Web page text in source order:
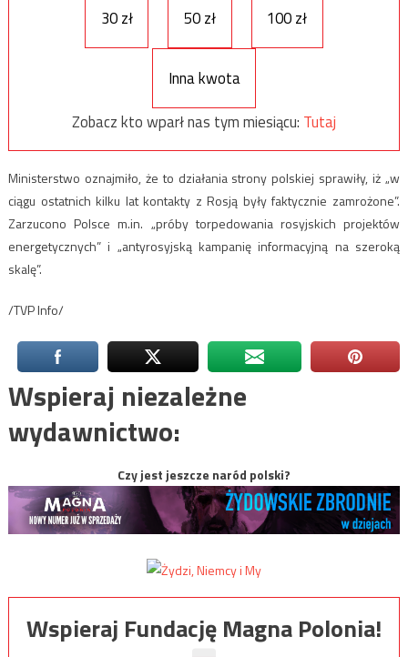
30 zł 50 zł 100 zł
Inna kwota
Zobacz kto wparł nas tym miesiącu: Tutaj
Ministerstwo oznajmiło, że to działania strony polskiej sprawiły, iż „w
ciągu ostatnich kilku lat kontakty z Rosją były faktycznie zamrożone”.
Zarzucono Polsce m.in. „próby torpedowania rosyjskich projektów
energetycznych” i „antyrosyjską kampanię informacyjną na szeroką
skalę”.
/TVP Info/
Wspieraj niezależne
wydawnictwo:
Czy jest jeszcze naród polski?
Wspieraj Fundację Magna Polonia!